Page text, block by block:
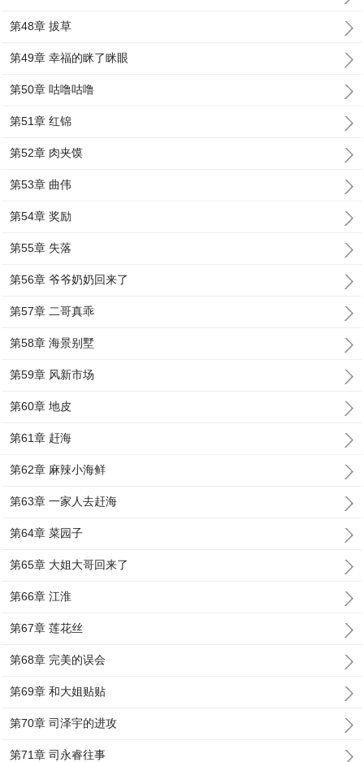
第48章 拔草
第49章 幸福的眯了眯眼
第50章 咕噜咕噜
第51章 红锦
第52章 肉夹馍
第53章 曲伟
第54章 奖励
第55章 失落
第56章 爷爷奶奶回来了
第57章 二哥真乖
第58章 海景别墅
第59章 风新市场
第60章 地皮
第61章 赶海
第62章 麻辣小海鲜
第63章 一家人去赶海
第64章 菜园子
第65章 大姐大哥回来了
第66章 江淮
第67章 莲花丝
第68章 完美的误会
第69章 和大姐贴贴
第70章 司泽宇的进攻
第71章 司永睿往事